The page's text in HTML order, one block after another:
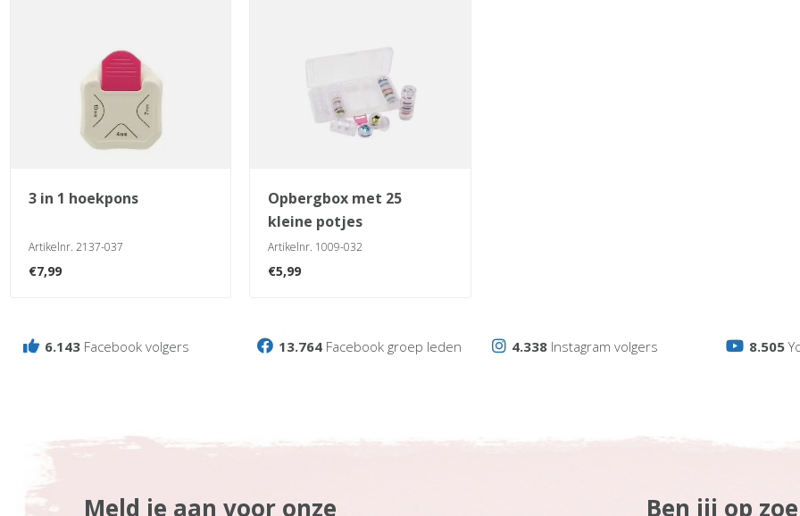
3 in 1 hoekpons
Artikelnr. 2137-037
€7,99
opbergbox met 25
kleine potjes
Artikelnr. 1009-032
€5,99
6.143 Facebook volgers 13.764 Facebook groep leden 4.338Instagram volgers 8.505
Meld je aan voor onze Ben jij op